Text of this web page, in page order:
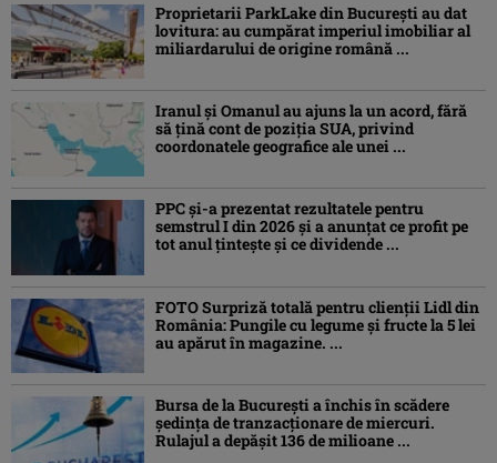
Proprietarii ParkLake din București au dat
lovitura: au cumpărat imperiul imobiliar al
miliardarului de origine română ...
Iranul și Omanul au ajuns la un acord, fără
să țină cont de poziția SUA, privind
coordonatele geografice ale unei ...
PPC și-a prezentat rezultatele pentru
semstrul I din 2026 și a anunțat ce profit pe
tot anul țintește și ce dividende ...
FOTO Surpriză totală pentru clienții Lidl din
România: Pungile cu legume și fructe la 5 lei
au apărut în magazine. ...
Bursa de la București a închis în scădere
ședința de tranzacționare de miercuri.
Rulajul a depășit 136 de milioane ...